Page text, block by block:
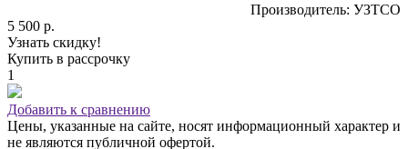
Производитель: УЗТСО
5 500 р.
Узнать скидку!
Купить в рассрочку
1
Добавить к сравнению
Цены, указанные на сайте, носят информационный характер и
не являются публичной офертой.